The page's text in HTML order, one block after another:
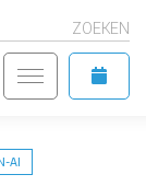
ZOEKEN
AI